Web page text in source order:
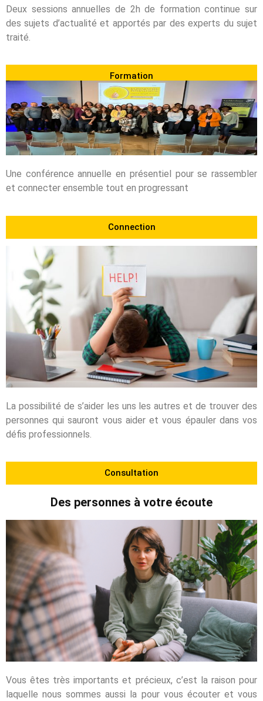
Deux sessions annuelles de 2h de formation continue sur
des sujets d’actualité et apportés par des experts du sujet
traité.
Formation
1 Conférence annuelle
Une conférence annuelle en présentiel pour se rassembler
et connecter ensemble tout en progressant
Connection
Entraide professionnelle
La possibilité de s’aider les uns les autres et de trouver des
personnes qui sauront vous aider et vous épauler dans vos
défis professionnels.
Consultation
Des personnes à votre écoute
Vous êtes très importants et précieux, c’est la raison pour
laquelle nous sommes aussi la pour vous écouter et vous